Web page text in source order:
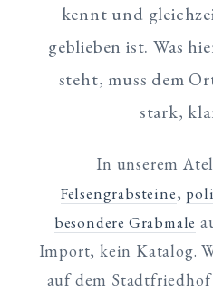
kennt und
geblieben ist. Was
steht, muss dem
stark,
In unserem
Felsengrabsteine,
besondere Grabmale
Import, kein Katalog.
auf dem